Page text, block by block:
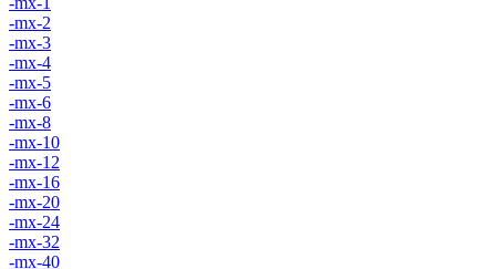
-mx-2
-mx-3
-mx-4
-mx-5
-mx-6
-mx-8
-mx-10
-mx-12
-mx-16
-mx-20
-mx-24
-mx-32
-mx-40